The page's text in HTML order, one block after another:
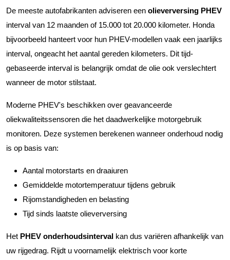
De meeste autofabrikanten adviseren een olieverversing PHEV
interval van 12 maanden of 15.000 tot 20.000 kilometer. Honda
bijvoorbeeld hanteert voor hun PHEV-modellen vaak een jaarlijks
interval, ongeacht het aantal gereden kilometers. Dit tijd-
gebaseerde interval is belangrijk omdat de olie ook verslechtert
wanneer de motor stilstaat.
Moderne PHEV's beschikken over geavanceerde
oliekwaliteitssensoren die het daadwerkelijke motorgebruik
monitoren. Deze systemen berekenen wanneer onderhoud nodig
is op basis van:
Aantal motorstarts en draaiuren
Gemiddelde motortemperatuur tijdens gebruik
Rijomstandigheden en belasting
Tijd sinds laatste olieverversing
Het PHEV onderhoudsinterval kan dus variëren afhankelijk van
uw rijgedrag. Rijdt u voornamelijk elektrisch voor korte